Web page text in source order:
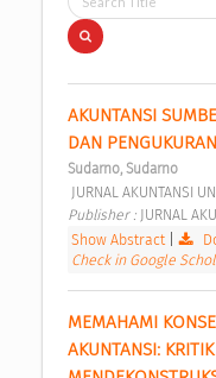
AKUNTANSI
DAN PENGUKURAN
Sudarno, Sudarno
JURNAL AKUNTANSI
Publisher : JURNAL
Show Abstract
Check in Google
MEMAHAMI
AKUNTANSI: